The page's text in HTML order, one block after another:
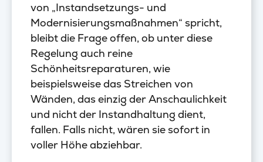
von „Instandsetzungs- und
Modernisierungsmaßnahmen“ spricht,
bleibt die Frage offen, ob unter diese
Regelung auch reine
Schönheitsreparaturen, wie
beispielsweise das Streichen von
Wänden, das einzig der Anschaulichkeit
und nicht der Instandhaltung dient,
fallen. Falls nicht, wären sie sofort in
voller Höhe abziehbar.